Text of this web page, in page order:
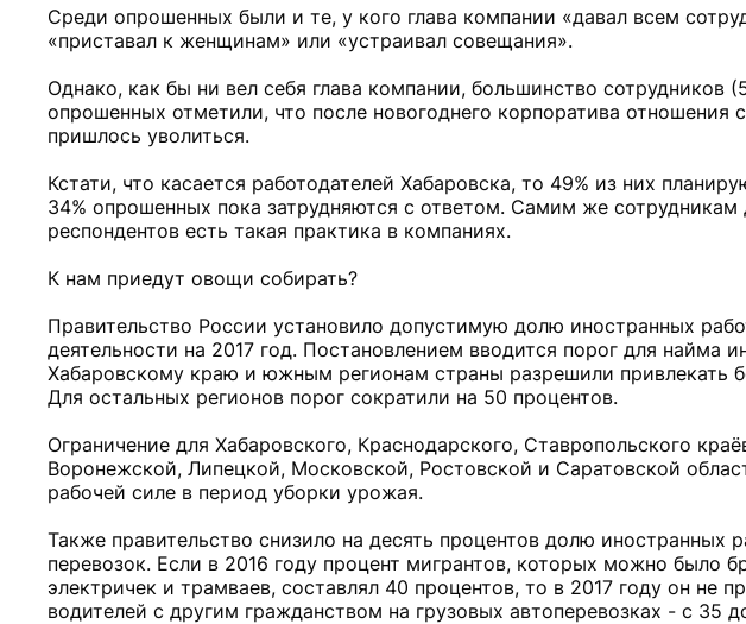
Среди опрошенных были и те, у кого глава компании «давал всем
«приставал к женщинам» или «устраивал совещания».
Однако, как бы ни вел себя глава компании, большинство сотрудников
опрошенных отметили, что после новогоднего корпоратива отношения
пришлось уволиться.
Кстати, что касается работодателей Хабаровска, то 49% из них
34% опрошенных пока затрудняются с ответом. Самим же сотрудникам
респондентов есть такая практика в компаниях.
К нам приедут овощи собирать?
Правительство России установило допустимую долю иностранных
деятельности на 2017 год. Постановлением вводится порог для найма
Хабаровскому краю и южным регионам страны разрешили привлекать
Для остальных регионов порог сократили на 50 процентов.
Ограничение для Хабаровского, Краснодарского, Ставропольского
Воронежской, Липецкой, Московской, Ростовской и Саратовской
рабочей силе в период уборки урожая.
Также правительство снизило на десять процентов долю иностранных
перевозок. Если в 2016 году процент мигрантов, которых можно было
электричек и трамваев, составлял 40 процентов, то в 2017 году он не
водителей с другим гражданством на грузовых автоперевозках - с 35